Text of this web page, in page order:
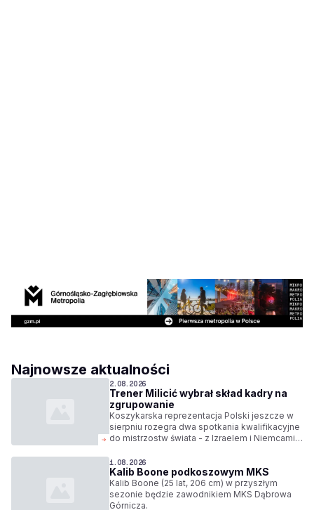
Najnowsze aktualności
2.08.2026
Trener Milicić wybrał skład kadry na
zgrupowanie
Koszykarska reprezentacja Polski jeszcze w
sierpniu rozegra dwa spotkania kwalifikacyjne
do mistrzostw świata - z Izraelem i Niemcami.
zgrupowanie.
1.08.2026
Kalib Boone podkoszowym MKS
Kalib Boone (25 lat, 206 cm) w przyszłym
sezonie będzie zawodnikiem MKS Dąbrowa
Górnicza.